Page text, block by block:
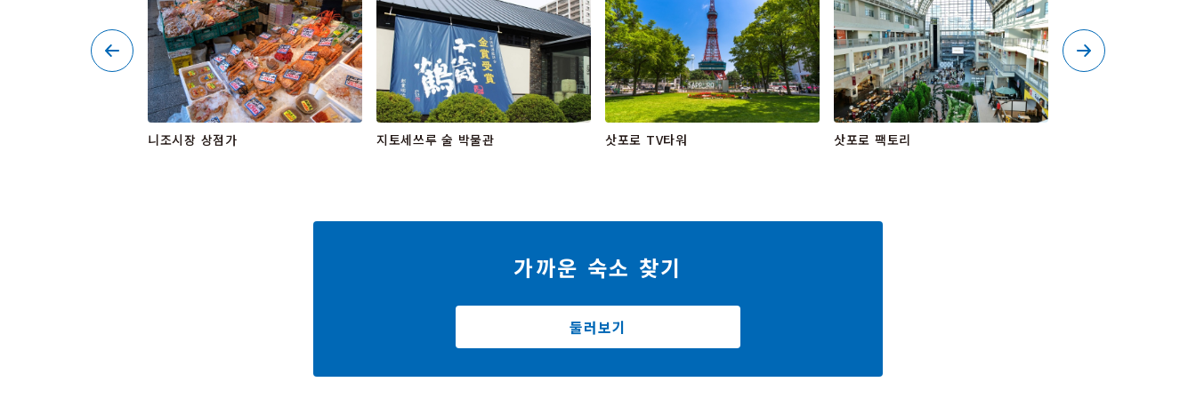
니조시장 상점가 지토세쓰루 술 박물관 삿포로 TV타워 삿포로 팩토리
가까운 숙소 찾기
둘러보기